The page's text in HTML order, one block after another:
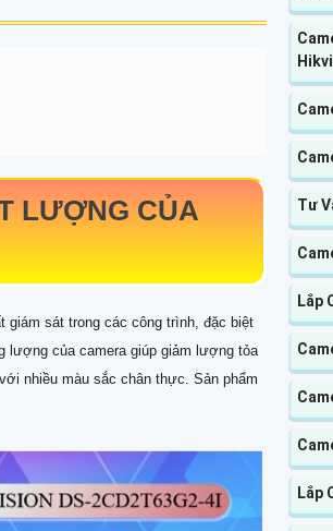
LƯỢNG CỦA
giám sát trong các công trình, đặc biệt
lượng của camera giúp giảm lượng tỏa
nhiều màu sắc chân thực. Sản phẩm
Tư
Lắp
Lắp